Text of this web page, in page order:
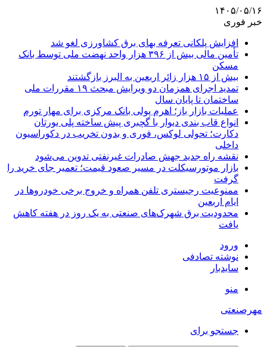
۱۴۰۵/۰۵/۱۶
خبر فوری
افزایش پلکانی تعرفه بهای برق کشاورزی لغو شد
تأمین مالی بیش از ۳۹۶ هزار واحد نهضت ملی توسط بانک
مسکن
بیش از ۱۵ هزار زائر اربعین به البرز بازگشتند
تمدید اجرای همزمان دو ویرایش مبحث ۱۹ مقررات ملی
ساختمان تا پایان سال
عملیات بازار باز؛ اهرم پولی بانک مرکزی برای مهار تورم
انواع قاب بندی دیوار با گچبری پیش ساخته پلی یورتان
دکارت؛ تحولی لوکس، فوری و بدون تخریب در دکوراسیون
داخلی
نقشه راه جدید جهش صادرات غیرنفتی تدوین می‌شود
بازار موتورسیکلت در مسیر صعود قیمت؛ تعمیر جای خرید را
گرفت
ممنوعیت رجیستری تلفن همراه و خروج برخی خودروها در
ایام اربعین
محدودیت برق شهرک‌های صنعتی به یک روز در هفته کاهش
یافت
ورود
نوشته تصادفی
سایدبار
منو
مهرصنعتی
جستجو برای